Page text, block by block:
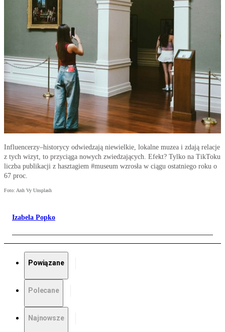
Influencerzy–historycy odwiedzają niewielkie, lokalne muzea i zdają relacje
z tych wizyt, to przyciąga nowych zwiedzających. Efekt? Tylko na TikToku
liczba publikacji z hasztagiem #museum wzrosła w ciągu ostatniego roku o
67 proc.
Foto: Anh Vy Unsplash
Izabela Popko
Powiązane
Polecane
Najnowsze